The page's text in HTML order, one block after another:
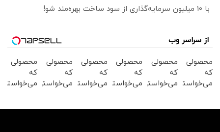
با 10 میلیون سرمایه‌گذاری از سود ساخت بهره‌مند شو!
از سراسر وب
محصولی
که
می‌خواستی
محصولی
که
می‌خواستی
محصولی
که
می‌خواستی
محصولی
که
می‌خواستی
محصولی
که
می‌خواستی
محصولی
که
می‌خواستی